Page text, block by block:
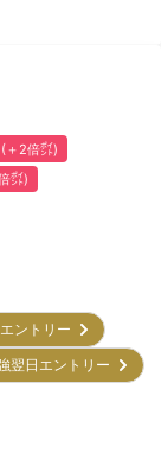
＋2倍㌽)
㌽)
エントリー
翌日エントリー